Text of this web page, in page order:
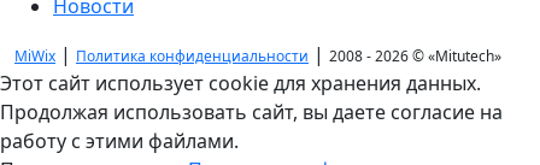
Новости
MiWix | Политика конфиденциальности | 2008 - 2026 ©«Mitutech»
Этот сайт использует cookie для хранения данных.
Продолжая использовать сайт, вы даете согласие на
работу с этими файлами.